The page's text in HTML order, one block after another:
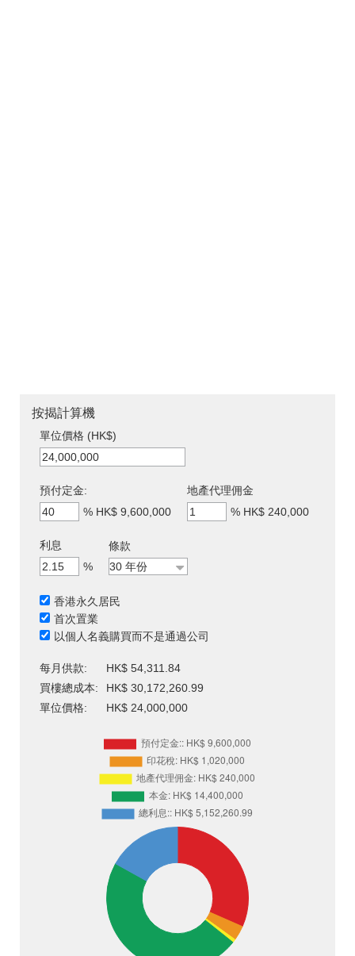
按揭計算機
單位價格 (HK$)
預付定金:
% HK$ 9,600,000
地產代理佣金
% HK$ 240,000
利息
%
條款
香港永久居民
首次置業
以個人名義購買而不是通過公司
每月供款:
HK$ 54,311.84
買樓總成本:
HK$ 30,172,260.99
單位價格:
HK$ 24,000,000